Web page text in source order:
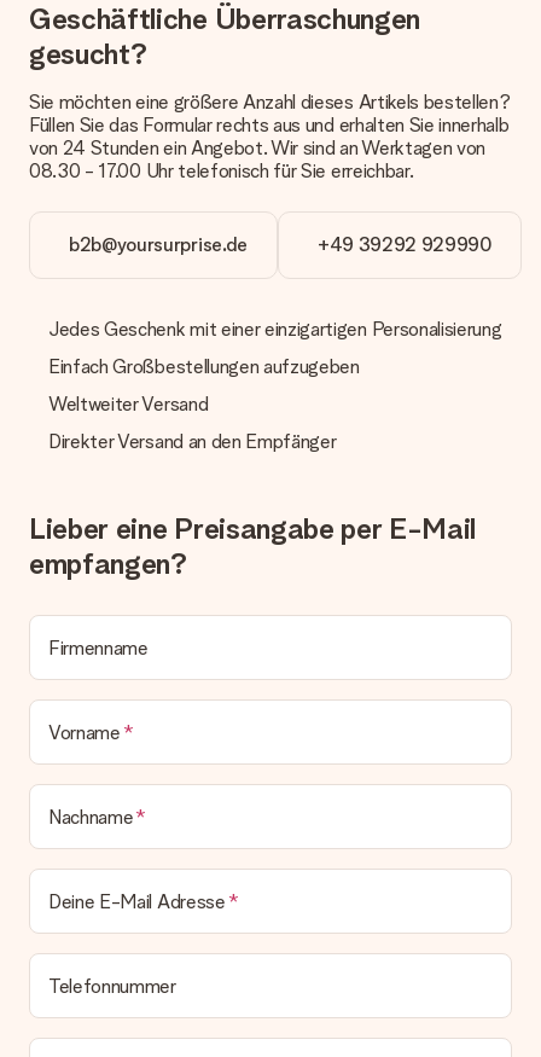
oder Päckchen geliefert wird, kontaktiere bitte unseren
Kundenservice.
Zahlung
Wie kann ich meine Bestellung bezahlen?
Wir bieten die folgenden Zahlungsoptionen an: Vorauskasse
mit normaler Überweisung, Sofortüberweisung, Paypal,
manuellen Überweisung verlängert sich die Lieferzeit des
Geschenks jedoch um 3 Werktage.
Geschenk empfangen
Was, wenn das Geschenk meine Erwartungen nicht
Sollte das Geschenk wider Erwarten deine Erwartungen nicht
erfüllen, bitten wir dich, unseren Kundenservice zu
kontaktieren. Dort wird dir umgehend ein passender
Lösungsvorschlag unterbreitet.
Lieferschein. Die Rechnung zu deiner Bestellung erhältst du
zeitgleich mit der Bestätigungsmail und kannst sie jederzeit in
deinem MySurprise Account einsehen. Du kannst das
bleibt eine echte Überraschung!
Geschäftliche Überraschungen
gesucht?
Sie möchten eine größere Anzahl dieses Artikels bestellen?
Füllen Sie das Formular rechts aus und erhalten Sie innerhalb
von 24 Stunden ein Angebot. Wir sind an Werktagen von
08.30 - 17.00 Uhr telefonisch für Sie erreichbar.
b2b@yoursurprise.de +49 39292 929990
Jedes Geschenk mit einer einzigartigen Personalisierung
Einfach Großbestellungen aufzugeben
Weltweiter Versand
Direkter Versand an den Empfänger
Lieber eine Preisangabe per E-Mail
empfangen?
Firmenname
Vorname
Nachname
Deine E-Mail Adresse
Telefonnummer